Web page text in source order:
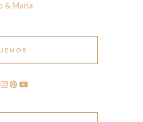
& María